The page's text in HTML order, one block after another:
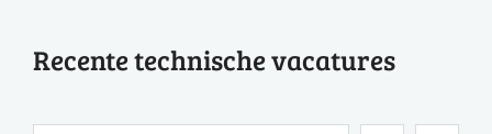
Recente technische vacatures